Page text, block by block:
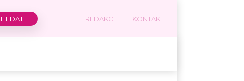
REDAKCE KONTAKT